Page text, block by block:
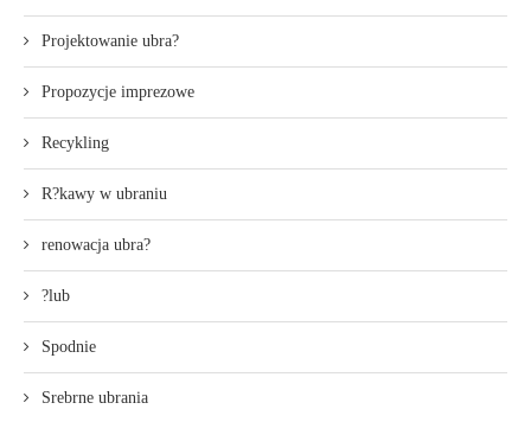
Projektowanie ubra?
Propozycje imprezowe
Recykling
R?kawy w ubraniu
renowacja ubra?
?lub
Spodnie
Srebrne ubrania